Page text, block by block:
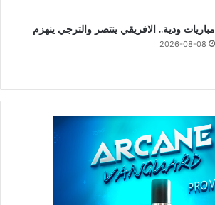
مباريات ودية.. الافريقي ينتصر والترجي ينهزم
2026-08-08